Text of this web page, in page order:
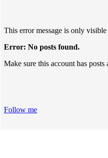
This error message is only
Error: No posts found.
Make sure this account has
Follow me